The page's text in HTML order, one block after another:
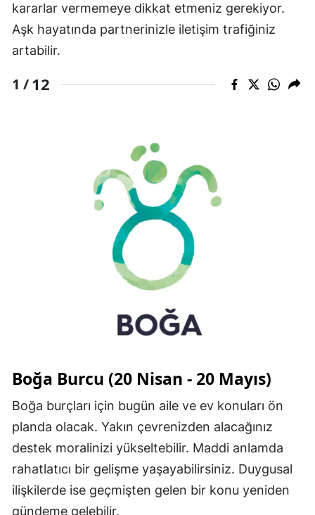
kararlar vermemeye dikkat etmeniz gerekiyor.
Aşk hayatında partnerinizle iletişim trafiğiniz
artabilir.
1 /12
Boğa Burcu (20 Nisan - 20 Mayıs)
Boğa burçları için bugün aile ve ev konuları ön
planda olacak. Yakın çevrenizden alacağınız
destek moralinizi yükseltebilir. Maddi anlamda
rahatlatıcı bir gelişme yaşayabilirsiniz. Duygusal
ilişkilerde ise geçmişten gelen bir konu yeniden
gündeme gelebilir.